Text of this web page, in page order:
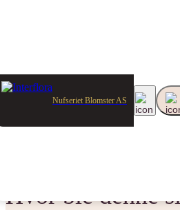
Nufseriet Blomster AS
Hvor ble denne